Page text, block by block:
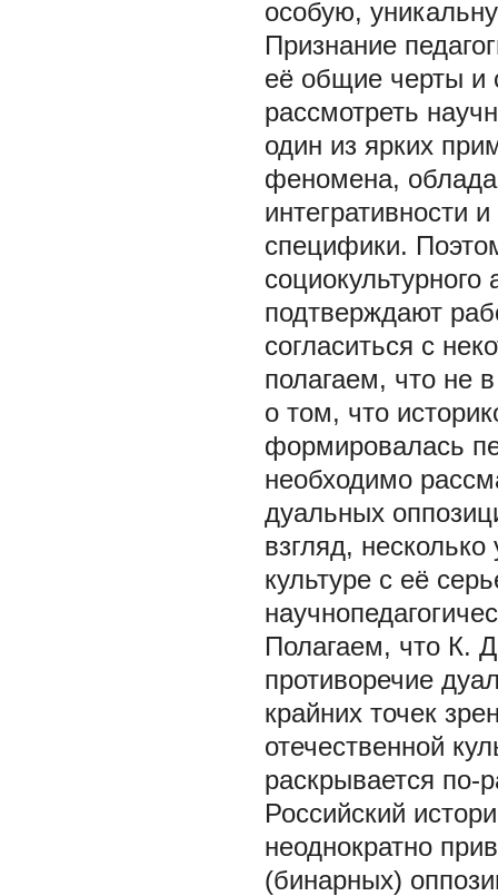
особую,
Признание
её общие черты и
рассмотреть
один из ярких
феномена,
интегративности
специфики.
социокультурного
подтверждают
согласиться с
полагаем, что не
о том, что
формировалась
необходимо
дуальных
взгляд,
культуре с её
Полагаем, что К.
противоречие
крайних точек
отечественной
раскрывается по-
Российский
неоднократно
(бинарных)